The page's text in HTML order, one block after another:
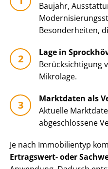
Baujahr,
Besonderheiten,
Lage in
Be­rück­sich­ti­gung
Mikrolage.
Marktdaten als
Aktuelle
abgeschlossene
Je nach Immobilientyp
Ertragswert- oder